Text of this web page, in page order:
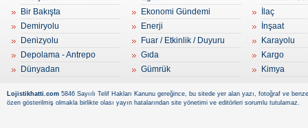
Bir Bakışta
Demiryolu
Denizyolu
Depolama - Antrepo
Dünyadan
Ekonomi Gündemi
Enerji
Fuar / Etkinlik / Duyuru
Gıda
Gümrük
İlaç
İnşaat
Karayolu
Kargo
Kimya
Lojistikhatti.com 5846 Sayıılı Telif Hakları Kanunu gereğince, bu sitede yer alan yazı, fotoğraf ve
özen gösterilmiş olmakla birlikte olası yayın hatalarından site yönetimi ve editörleri sorumlu tutulamaz.